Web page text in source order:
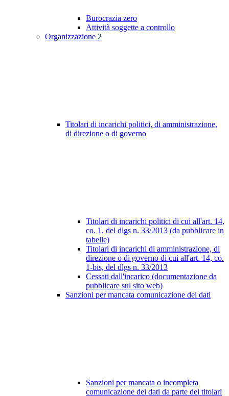
Burocrazia zero
Attività soggette a controllo
Organizzazione 2
Titolari di incarichi politici, di amministrazione,
di direzione o di governo
Titolari di incarichi politici di cui all'art. 14,
co. 1, del dlgs n. 33/2013 (da pubblicare in
tabelle)
Titolari di incarichi di amministrazione, di
direzione o di governo di cui all'art. 14, co.
1-bis, del dlgs n. 33/2013
Cessati dall'incarico (documentazione da
pubblicare sul sito web)
Sanzioni per mancata comunicazione dei dati
Sanzioni per mancata o incompleta
comunicazione dei dati da parte dei titolari